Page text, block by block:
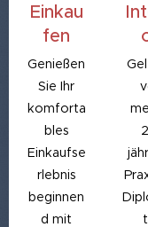
Einkau
fen
Genießen
Sie Ihr
komforta
bles
Einkaufse
rlebnis
beginnen
d mit